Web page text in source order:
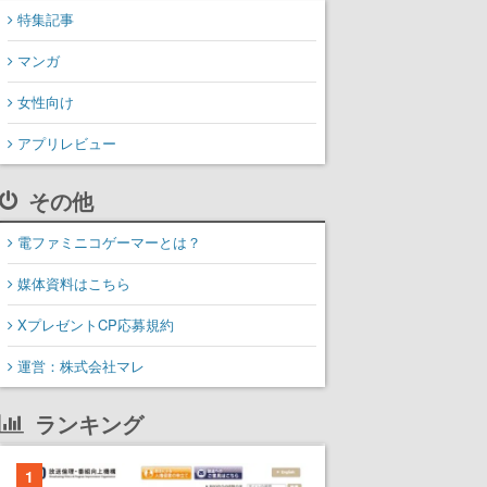
特集記事
マンガ
女性向け
アプリレビュー
その他
電ファミニコゲーマーとは？
媒体資料はこちら
XプレゼントCP応募規約
運営：株式会社マレ
ランキング
1